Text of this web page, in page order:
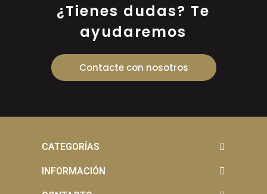
¿Tienes dudas? Te
ayudaremos
Contacte con nosotros
CATEGORÍAS
INFORMACIÓN